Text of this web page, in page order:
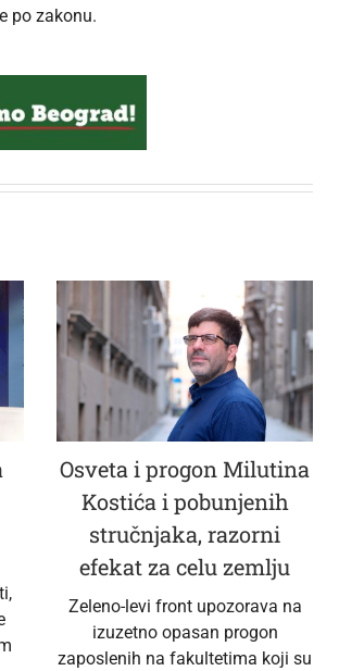
po zakonu.
Osveta i progon Milutina
Kostića i pobunjenih
stručnjaka, razorni
efekat za celu zemlju
Zeleno-levi front upozorava na
izuzetno opasan progon
zaposlenih na fakultetima koji su